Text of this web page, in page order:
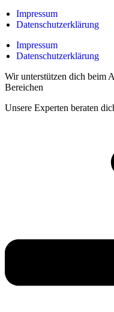
Impressum
Datenschutzerklärung
Impressum
Datenschutzerklärung
Wir unterstützen dich beim
Bereichen
Unsere Experten beraten